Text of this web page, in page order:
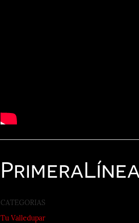
Primera
CATEGORIAS
Tu Valledupar